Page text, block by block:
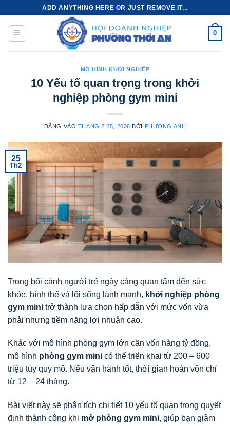
dung
ADD ANYTHING HERE OR JUST REMOVE IT...
0
MÔ HÌNH KHỞI NGHIỆP
10 Yếu tố quan trọng trong khởi
nghiệp phòng gym mini
ĐĂNG VÀO THÁNG 2 25, 2026 BỞI PHƯƠNG ANH
25
Th2
Trong bối cảnh người trẻ ngày càng quan tâm đến sức
khỏe, hình thể và lối sống lành mạnh, khởi nghiệp phòng
gym mini trở thành lựa chọn hấp dẫn với mức vốn vừa
phải nhưng tiềm năng lợi nhuận cao.
Khác với mô hình phòng gym lớn cần vốn hàng tỷ đồng,
mô hình phòng gym mini có thể triển khai từ 200 – 600
triệu tùy quy mô. Nếu vận hành tốt, thời gian hoàn vốn chỉ
từ 12 – 24 tháng.
Bài viết này sẽ phân tích chi tiết 10 yếu tố quan trọng quyết
định thành công khi mở phòng gym mini, giúp bạn giảm